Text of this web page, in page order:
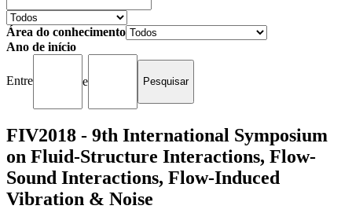
Área do conhecimento
Ano de início
Entre e
FIV2018 - 9th International Symposium
on Fluid-Structure Interactions, Flow-
Sound Interactions, Flow-Induced
Vibration & Noise